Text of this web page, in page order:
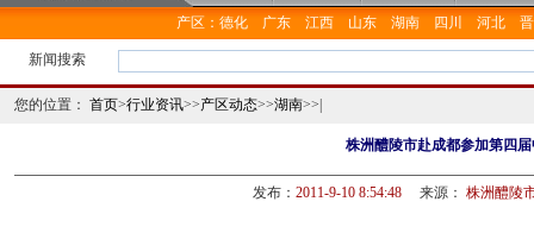
产区 ： 德化 广东 江西 山东 湖南 四川 河北
新闻搜索
您的位置： 首页>行业资讯>>产区动态>>湖南>>|
株洲醴陵市赴成都参加第四
发布： 2011-9-10 8:54:48来源： 株洲醴陵